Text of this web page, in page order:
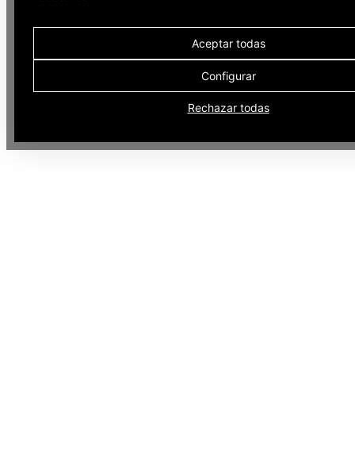
Aceptar todas
Configurar
Rechazar todas